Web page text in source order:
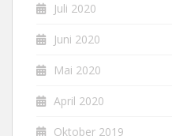
Juli 2020
Juni 2020
Mai 2020
April 2020
Oktober 2019